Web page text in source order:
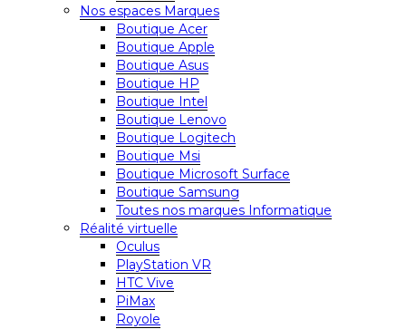
Nos espaces Marques
Boutique Acer
Boutique Apple
Boutique Asus
Boutique HP
Boutique Intel
Boutique Lenovo
Boutique Logitech
Boutique Msi
Boutique Microsoft Surface
Boutique Samsung
Toutes nos marques Informatique
Réalité virtuelle
Oculus
PlayStation VR
HTC Vive
PiMax
Royole